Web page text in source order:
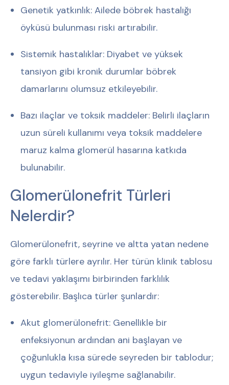
Genetik yatkınlık: Ailede böbrek hastalığı
öyküsü bulunması riski artırabilir.
Sistemik hastalıklar: Diyabet ve yüksek
tansiyon gibi kronik durumlar böbrek
damarlarını olumsuz etkileyebilir.
Bazı ilaçlar ve toksik maddeler: Belirli ilaçların
uzun süreli kullanımı veya toksik maddelere
maruz kalma glomerül hasarına katkıda
bulunabilir.
Glomerülonefrit Türleri
Nelerdir?
Glomerülonefrit, seyrine ve altta yatan nedene
göre farklı türlere ayrılır. Her türün klinik tablosu
ve tedavi yaklaşımı birbirinden farklılık
gösterebilir. Başlıca türler şunlardır:
Akut glomerülonefrit: Genellikle bir
enfeksiyonun ardından ani başlayan ve
çoğunlukla kısa sürede seyreden bir tablodur;
uygun tedaviyle iyileşme sağlanabilir.